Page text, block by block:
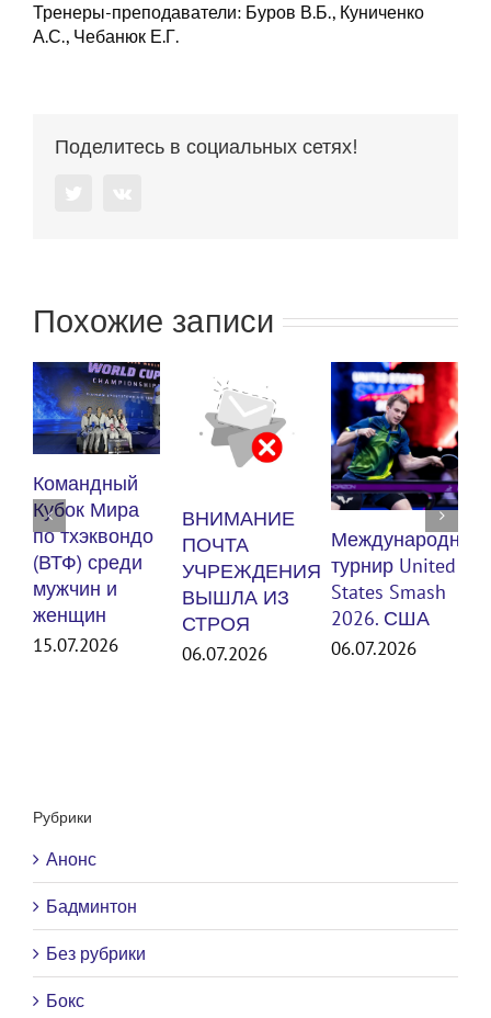
Тренеры-преподаватели: Буров В.Б., Куниченко
А.С., Чебанюк Е.Г.
Поделитесь в социальных сетях!
Похожие записи
Командный
Кубок Мира
по тхэквондо
(ВТФ) среди
мужчин и
женщин
15.07.2026
ВНИМАНИЕ
ПОЧТА
УЧРЕЖДЕНИЯ
ВЫШЛА ИЗ
СТРОЯ
06.07.2026
Международный
турнир United
States Smash
2026. США
06.07.2026
Рубрики
Анонс
Бадминтон
Без рубрики
Бокс